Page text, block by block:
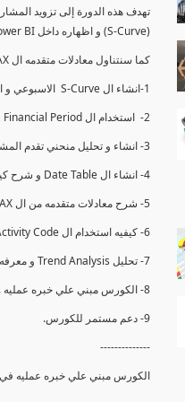
(S-Curve) و اظهاره داخل Power BI و كيفيه استخدام خاصيه Financial Period داهل البريماف
كما سنتناول معادلات متقدمه ال DAX ستمكننا منا عرض نسم التقدم و التأخير في المشروع و اي الاقسام اكثر تأخيرا , كل هذا بشكل تفاعلي و محدث باستمرار.
1-انشاء ال S-Curve الاسبوعي و التراكمي للBaseline داخل ال Power BI.
2- استخدام ال Financial Period في عمل التحديثات و حفظها.
3- انشاء و تحليل منحني تقدم المشروع EV% الاسبوعي و التراكمي.
4- انشاء ال Date Table و شرح كيفيه ربط الPV% مع ال EV% .
5- شرح معادلات متقدمه من ال DAX كفييه استخدامها في عرض المؤشرات المشروع (KPIs) بشكل دقيق.
6- كيفيه استخدام ال Activity Code لعرض تقدم المشروع بأكثر من طريقه .
7- تحليل Trend Analysis و معرفه نسبه تأخشر المشروع و حجم التأخير لكل منطقه في المشروع .
8- الكورس مبني علي خبره عمليه .
9- دعم مستمر للكورس.
--------------
الكورس مبني علي خبره عمليه في